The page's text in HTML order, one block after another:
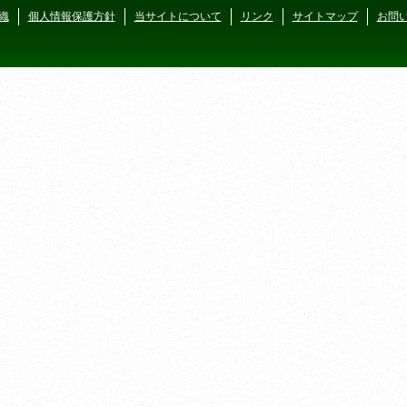
個人情報保護方針 当サイトについて リンク サイトマップ お問